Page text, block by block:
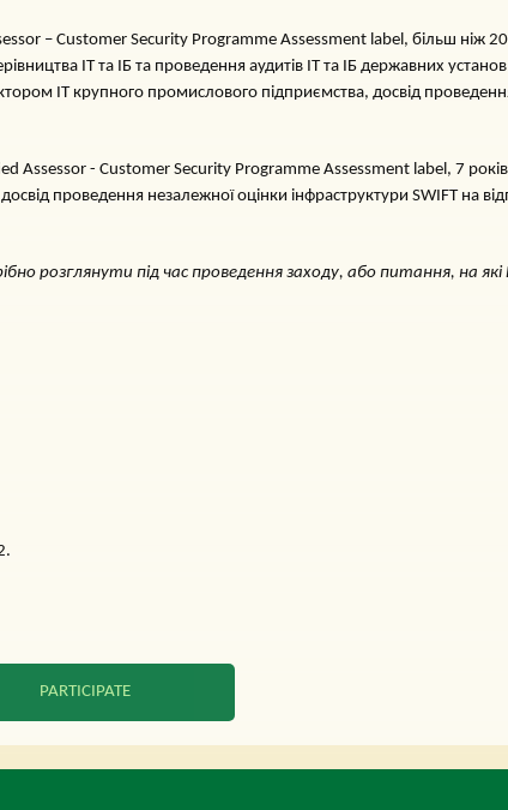
– Customer Security Programme Assessment label, більш ніж 20
ІТ та ІБ та проведення аудитів ІТ та ІБ державних
ІТ крупного промислового підприємства, досвід
- Customer Security Programme Assessment label, 7 років
проведення незалежної оцінки інфраструктури SWIFT на
розглянути під час проведення заходу, або питання, на
PARTICIPATE